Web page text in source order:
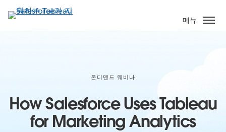
요
메뉴
온디맨드 웨비나
How Salesforce Uses Tableau
for Marketing Analytics